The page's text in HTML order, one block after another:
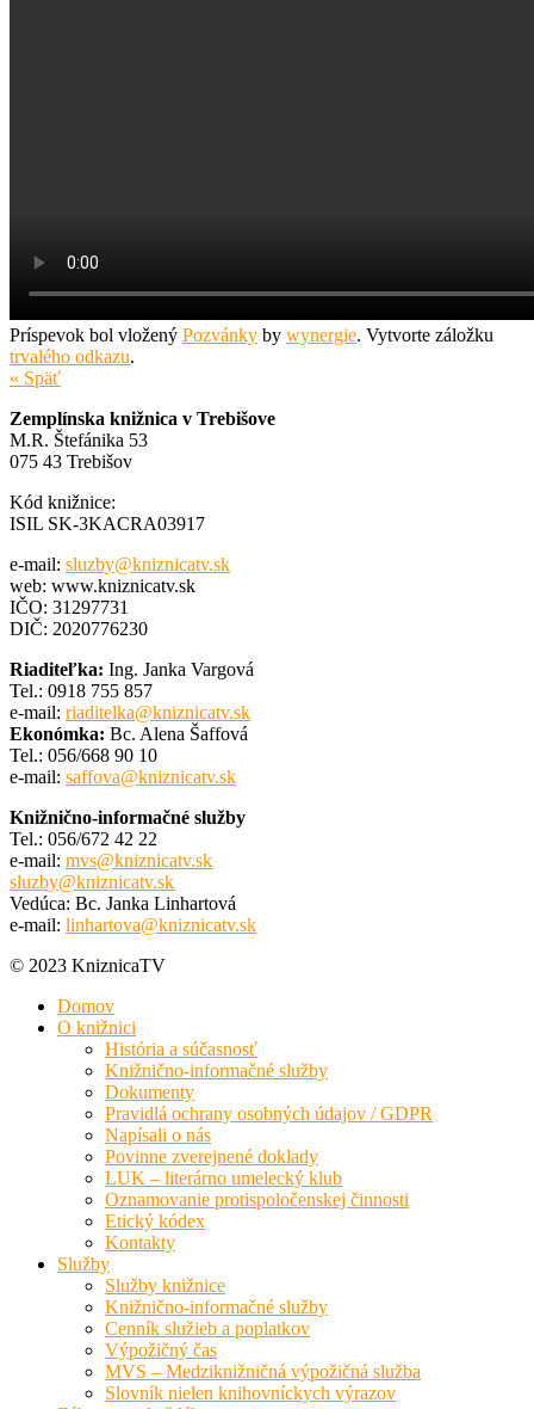
Príspevok bol vložený Pozvánky by wynergie. Vytvorte záložku
trvalého odkazu.
« Späť
Zemplínska knižnica v Trebišove
M.R. Štefánika 53
075 43 Trebišov
Kód knižnice:
ISIL SK-3KACRA03917
e-mail: sluzby@kniznicatv.sk
web: www.kniznicatv.sk
IČO: 31297731
DIČ: 2020776230
Riaditeľka: Ing. Janka Vargová
Tel.: 0918 755 857
e-mail: riaditelka@kniznicatv.sk
Ekonómka: Bc. Alena Šaffová
Tel.: 056/668 90 10
e-mail: saffova@kniznicatv.sk
Knižnično-informačné služby
Tel.: 056/672 42 22
e-mail: mvs@kniznicatv.sk
sluzby@kniznicatv.sk
Vedúca: Bc. Janka Linhartová
e-mail: linhartova@kniznicatv.sk
© 2023 KniznicaTV
Domov
O knižnici
História a súčasnosť
Knižnično-informačné služby
Dokumenty
Pravidlá ochrany osobných údajov / GDPR
Napísali o nás
Povinne zverejnené doklady
LUK – literárno umelecký klub
Oznamovanie protispoločenskej činnosti
Etický kódex
Kontakty
Služby
Služby knižnice
Knižnično-informačné služby
Cenník služieb a poplatkov
Výpožičný čas
MVS – Medziknižničná výpožičná služba
Slovník nielen knihovníckych výrazov